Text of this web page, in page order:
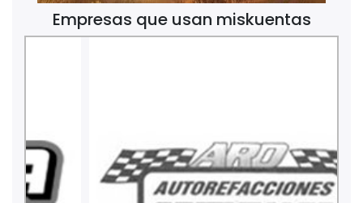
Empresas que usan miskuentas